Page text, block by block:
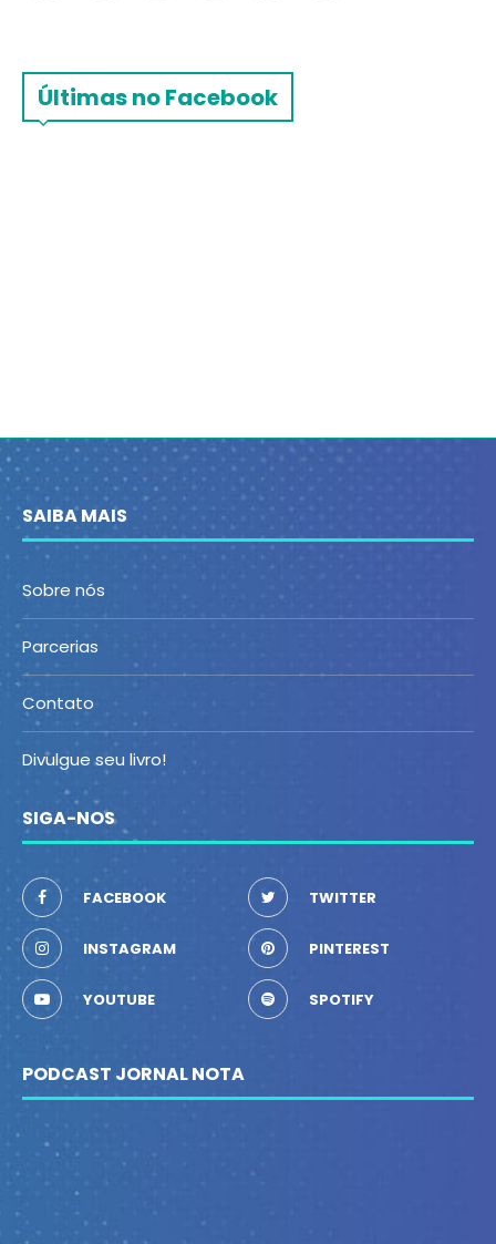
Últimas no Facebook
SAIBA MAIS
Sobre nós
Parcerias
Contato
Divulgue seu livro!
SIGA-NOS
FACEBOOK TWITTER
INSTAGRAM PINTEREST
YOUTUBE SPOTIFY
PODCAST JORNAL NOTA